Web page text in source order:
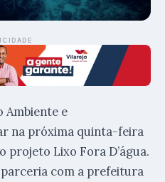
Ambiente e
na próxima quinta-feira
projeto Lixo Fora D’água.
com a prefeitura